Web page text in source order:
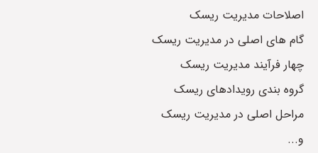
اصلاحات مدیریت ریسک
گام های اصلی در مدیریت ریسک
چهار فرآیند مدیریت ریسک
گروه بندی رویدادهای ریسک
مراحل اصلی در مدیریت ریسک
و...